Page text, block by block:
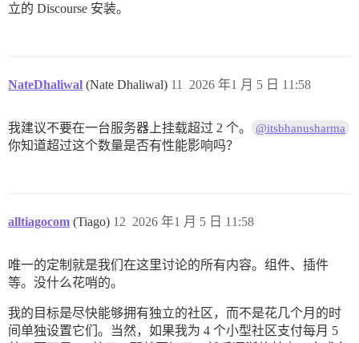
立的 Discourse 安装。
NateDhaliwal (Nate Dhaliwal) 2026 年1 月 5 日 11:58
11
我建议不要在一台服务器上挂载超过 2 个。 @itsbhanusharma
你知道超过这个数量是否有性能影响吗？
alltiagocom (Tiago) 2026 年1 月 5 日 11:58
12
唯一的定制就是我们在这里讨论的所有内容。组件、插件
等。没什么花哨的。
我的目标是尽快能够拥有独立的社区，而不是花几个月的时
间单独设置它们。当然，如果我为 4 个小型社区支付每月 5